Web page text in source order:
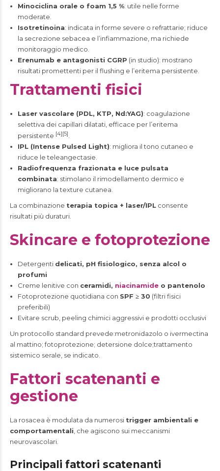
Minociclina orale o foam 1,5 %: utile nelle forme
moderate.
Isotretinoina: indicata in forme severe o refrattarie; riduce
la secrezione sebacea e l’infiammazione, ma richiede
monitoraggio medico.
Erenumab e antagonisti CGRP (in studio): mostrano
risultati promettenti per il flushing e l’eritema persistente.
Trattamenti fisici
Laser vascolare (PDL, KTP, Nd:YAG): coagulazione
selettiva dei capillari dilatati, efficace per l’eritema
persistente [4][5]
IPL (Intense Pulsed Light): migliora il tono cutaneo e
riduce le teleangectasie.
Radiofrequenza frazionata e luce pulsata
combinata: stimolano il rimodellamento dermico e
migliorano la texture cutanea.
La combinazione terapia topica + laser/IPL consente
risultati più duraturi.
Skincare e fotoprotezione
Detergenti delicati, pH fisiologico, senza alcol o
profumi
Creme lenitive con ceramidi, niacinamideo pantenolo
Fotoprotezione quotidiana con SPF ≥ 30 (filtri fisici
preferibili)
Evitare scrub, peeling chimici aggressivi e prodotti occlusivi
Un protocollo standard prevede:metronidazolo o ivermectina
al mattino; fotoprotezione; detersione dolce;trattamento
sistemico serale, se indicato.
Fattori scatenanti e
gestione
La rosacea è modulata da numerosi trigger ambientali e
comportamentali , che agiscono sui meccanismi
neurovascolari.
Principali fattori scatenanti